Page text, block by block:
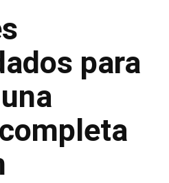
para